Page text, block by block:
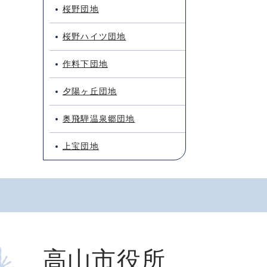
桜野団地
桜野ハイツ団地
作料下団地
夕陽ヶ丘団地
奥飛騨温泉郷団地
上宝団地
高山市役所